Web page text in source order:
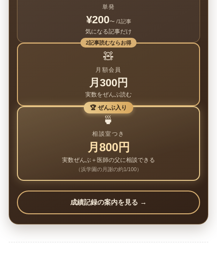
単発
¥200〜 /1記事
気になる記事だけ
2記事読むならお得
🧸
月額会員
月300円
実数をぜんぶ読む
🏆 ぜんぶ入り
🍵
相談室つき
月800円
実数ぜんぶ＋医師の父に相談できる
（浜学園の月謝の約1/100）
成績記録の案内を見る →